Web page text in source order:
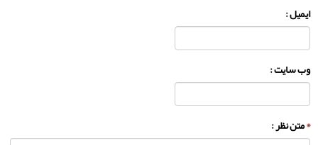
ایمیل :
وب سایت :
*متن نظر :